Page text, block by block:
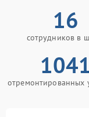
16
сотрудников в
1041
отремонтированных